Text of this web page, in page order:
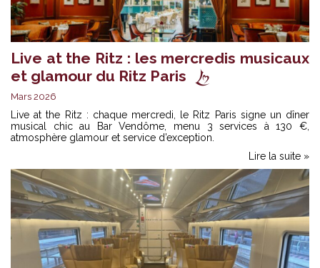
Live at the Ritz : les mercredis musicaux
et glamour du Ritz Paris
Mars 2026
Live at the Ritz : chaque mercredi, le Ritz Paris signe un dîner
musical chic au Bar Vendôme, menu 3 services à 130 €,
atmosphère glamour et service d’exception.
Lire la suite »